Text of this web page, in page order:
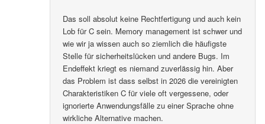
Das soll absolut keine Rechtfertigung und auch kein
Lob für C sein. Memory management ist schwer und
wie wir ja wissen auch so ziemlich die häufigste
Stelle für sicherheitslücken und andere Bugs. Im
Endeffekt kriegt es niemand zuverlässig hin. Aber
das Problem ist dass selbst in 2026 die vereinigten
Charakteristiken C für viele oft vergessene, oder
ignorierte Anwendungsfälle zu einer Sprache ohne
wirkliche Alternative machen.